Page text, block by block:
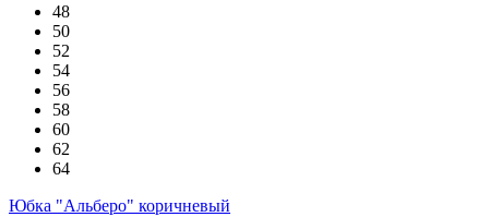
48
50
52
54
56
58
60
62
64
Юбка "Альберо" коричневый